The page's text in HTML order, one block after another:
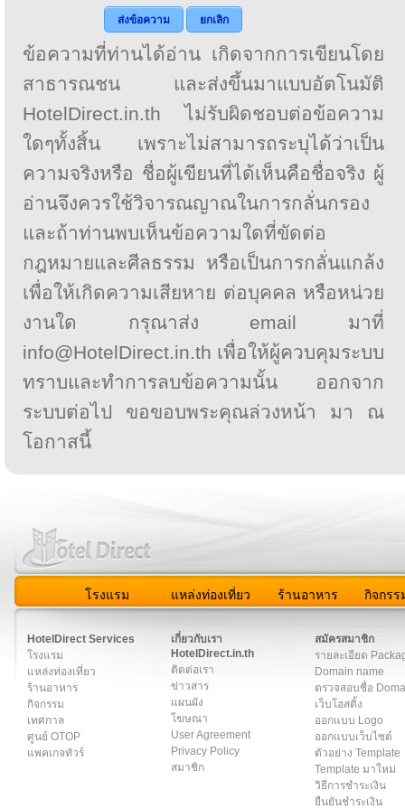
ส่งข้อความ
ยกเลิก
ข้อความที่ท่านได้อ่าน เกิดจากการเขียนโดย
สาธารณชน และส่งขึ้นมาแบบอัตโนมัติ
HotelDirect.in.th ไม่รับผิดชอบต่อข้อความ
ใดๆทั้งสิ้น เพราะไม่สามารถระบุได้ว่าเป็น
ความจริงหรือ ชื่อผู้เขียนที่ได้เห็นคือชื่อจริง ผู้
อ่านจึงควรใช้วิจารณญาณในการกลั่นกรอง
และถ้าท่านพบเห็นข้อความใดที่ขัดต่อ
กฎหมายและศีลธรรม หรือเป็นการกลั่นแกล้ง
เพื่อให้เกิดความเสียหาย ต่อบุคคล หรือหน่วย
งานใด กรุณาส่ง email มาที่
info@HotelDirect.in.th เพื่อให้ผู้ควบคุมระบบ
ทราบและทำการลบข้อความนั้น ออกจาก
ระบบต่อไป ขอขอบพระคุณล่วงหน้า มา ณ
โอกาสนี้
โรงแรม แหล่งท่องเที่ยว ร้านอาหาร กิจกรร
HotelDirect Services
โรงแรม
แหล่งท่องเที่ยว
ร้านอาหาร
กิจกรรม
เทศกาล
ศูนย์ OTOP
แพคเกจทัวร์
เกี่ยวกับเรา
HotelDirect.in.th
ติดต่อเรา
ข่าวสาร
แผนผัง
โฆษณา
User Agreement
Privacy Policy
สมาชิก
สมัครสมาชิก
รายละเอียด
Domain name
ตรวจสอบชื่อ
เว็บโฮสติ้ง
ออกแบบ Logo
ออกแบบเว็บไซต์
ตัวอย่าง Template
Template มาใหม่
วิธีการชำระเงิน
ยืนยันชำระเงิน